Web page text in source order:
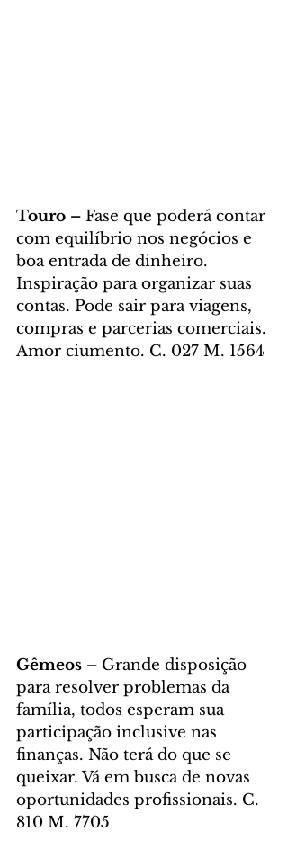
Touro – Fase que poderá contar
com equilíbrio nos negócios e
boa entrada de dinheiro.
Inspiração para organizar suas
contas. Pode sair para viagens,
compras e parcerias comerciais.
Amor ciumento. C. 027 M. 1564
Gêmeos – Grande disposição
para resolver problemas da
família, todos esperam sua
participação inclusive nas
finanças. Não terá do que se
queixar. Vá em busca de novas
oportunidades profissionais. C.
810 M. 7705